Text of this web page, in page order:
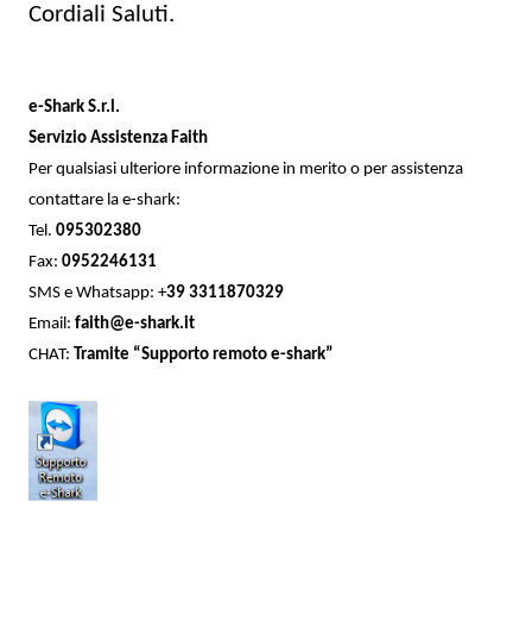
Cordiali Saluti.
e-Shark S.r.l.
Servizio Assistenza Faith
Per qualsiasi ulteriore informazione in merito o per assistenza
contattare la e-shark:
Tel. 095302380
Fax: 0952246131
SMS e Whatsapp: +39 3311870329
Email: faith@e-shark.it
CHAT: Tramite “Supporto remoto e-shark”